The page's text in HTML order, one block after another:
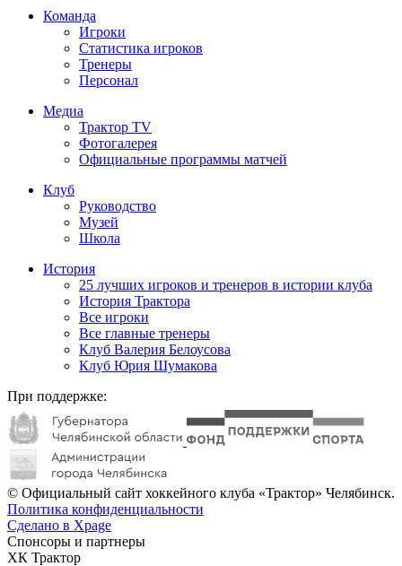
Команда
Игроки
Статистика игроков
Тренеры
Персонал
Медиа
Трактор TV
Фотогалерея
Официальные программы матчей
Клуб
Руководство
Музей
Школа
История
25 лучших игроков и тренеров в истории клуба
История Трактора
Все игроки
Все главные тренеры
Клуб Валерия Белоусова
Клуб Юрия Шумакова
При поддержке:
© Официальный сайт хоккейного клуба «Трактор» Челябинск.
Политика конфиденциальности
Сделано в Xpage
Спонсоры и партнеры
ХК Трактор